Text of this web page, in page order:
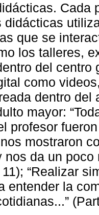
Cada
didácticas
que se
los talleres,
del centro
como
dentro del
mayor:
profesor
mostraron
nos da un
“Realizar
entender la